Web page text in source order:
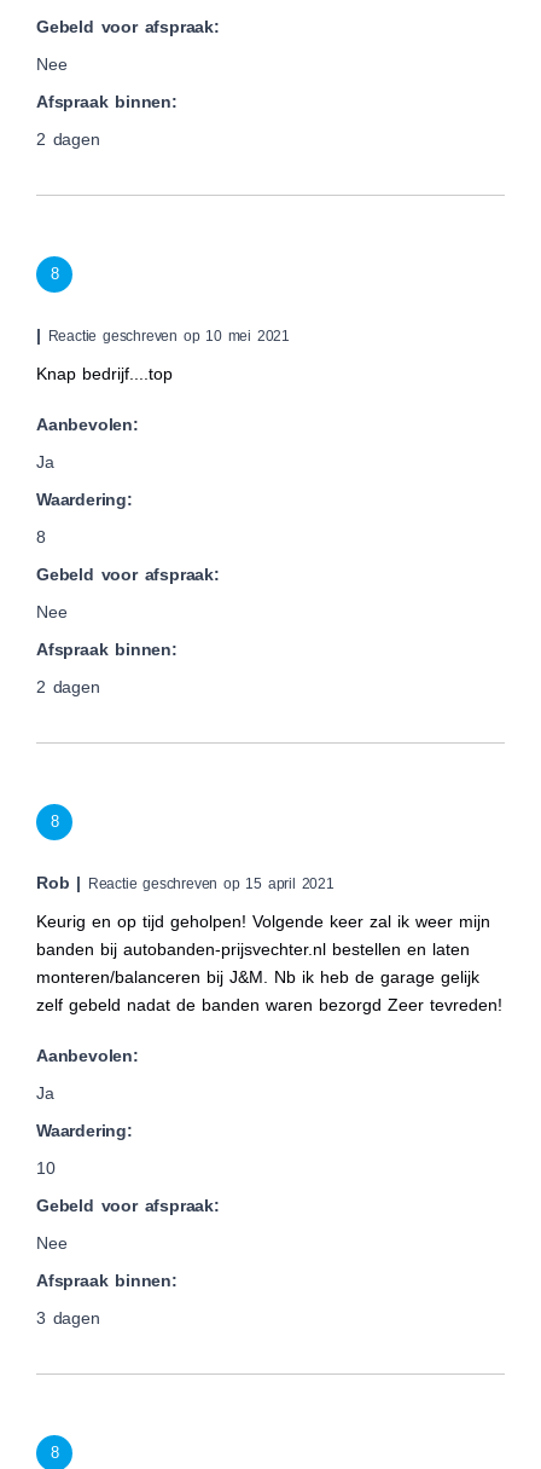
Gebeld voor afspraak:
Nee
Afspraak binnen:
2 dagen
8
| Reactie geschreven op 10 mei 2021
Knap bedrijf....top
Aanbevolen:
Ja
Waardering:
8
Gebeld voor afspraak:
Nee
Afspraak binnen:
2 dagen
8
Rob | Reactie geschreven op 15 april 2021
Keurig en op tijd geholpen! Volgende keer zal ik weer mijn
banden bij autobanden-prijsvechter.nl bestellen en laten
monteren/balanceren bij J&M. Nb ik heb de garage gelijk
zelf gebeld nadat de banden waren bezorgd Zeer tevreden!
Aanbevolen:
Ja
Waardering:
10
Gebeld voor afspraak:
Nee
Afspraak binnen:
3 dagen
8